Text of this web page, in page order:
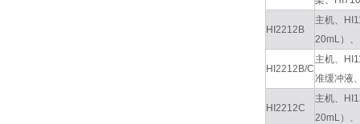
HI2212B
主机、
20mL）
HI2212B/C
主机、
准缓冲液
HI2212C
主机、
20mL）